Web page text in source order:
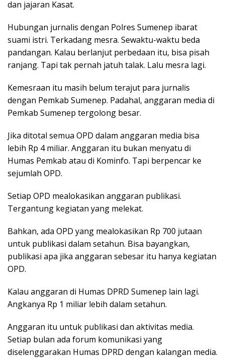
dan jajaran Kasat.
Hubungan jurnalis dengan Polres Sumenep ibarat
suami istri. Terkadang mesra. Sewaktu-waktu beda
pandangan. Kalau berlanjut perbedaan itu, bisa pisah
ranjang. Tapi tak pernah jatuh talak. Lalu mesra lagi.
Kemesraan itu masih belum terajut para jurnalis
dengan Pemkab Sumenep. Padahal, anggaran media di
Pemkab Sumenep tergolong besar.
Jika ditotal semua OPD dalam anggaran media bisa
lebih Rp 4 miliar. Anggaran itu bukan menyatu di
Humas Pemkab atau di Kominfo. Tapi berpencar ke
sejumlah OPD.
Setiap OPD mealokasikan anggaran publikasi.
Tergantung kegiatan yang melekat.
Bahkan, ada OPD yang mealokasikan Rp 700 jutaan
untuk publikasi dalam setahun. Bisa bayangkan,
publikasi apa jika anggaran sebesar itu hanya kegiatan
OPD.
Kalau anggaran di Humas DPRD Sumenep lain lagi.
Angkanya Rp 1 miliar lebih dalam setahun.
Anggaran itu untuk publikasi dan aktivitas media.
Setiap bulan ada forum komunikasi yang
diselenggarakan Humas DPRD dengan kalangan media.